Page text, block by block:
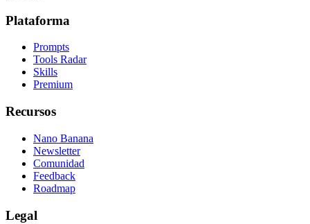
Plataforma
Prompts
Tools Radar
Skills
Premium
Recursos
Nano Banana
Newsletter
Comunidad
Feedback
Roadmap
Legal